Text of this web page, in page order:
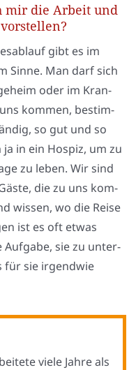
mir die Arbeit und
gibt es im
Sin­ne. Man darf sich
oder im Kran­
kom­men, bestim­
so gut und so
in ein Hos­piz, um zu
zu leben. Wir sind
die zu uns kom­
wis­sen, wo die Rei­se
ist es oft etwas
Auf­ga­be, sie zu unter­
für sie irgend­wie
vie­le Jah­re als